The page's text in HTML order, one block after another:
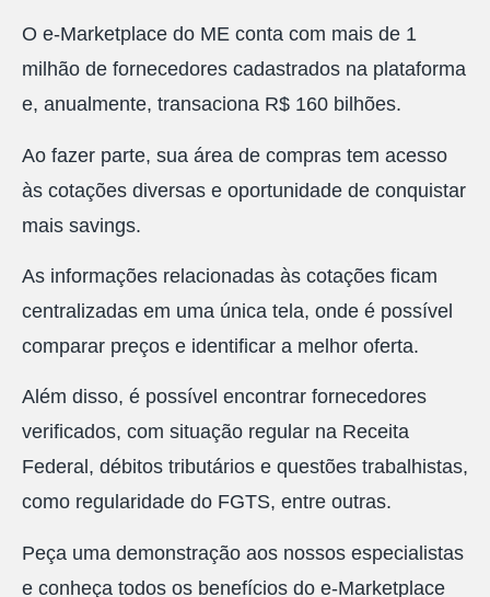
O e-Marketplace do ME conta com mais de 1
milhão de fornecedores cadastrados na plataforma
e, anualmente, transaciona R$ 160 bilhões.
Ao fazer parte, sua área de compras tem acesso
às cotações diversas e oportunidade de conquistar
mais savings.
As informações relacionadas às cotações ficam
centralizadas em uma única tela, onde é possível
comparar preços e identificar a melhor oferta.
Além disso, é possível encontrar fornecedores
verificados, com situação regular na Receita
Federal, débitos tributários e questões trabalhistas,
como regularidade do FGTS, entre outras.
Peça uma demonstração aos nossos especialistas
e conheça todos os benefícios do e-Marketplace